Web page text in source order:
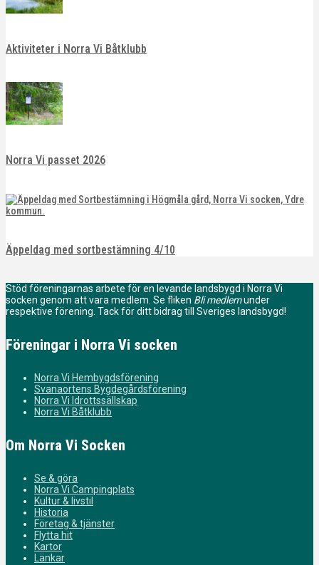
Aktiviteter i Norra Vi Båtklubb
Norra Vi passet 2026
Äppeldag med sortbestämning 4/10
Stöd föreningarnas arbete för en levande landsbygd i Norra Vi
socken genom att vara medlem. Se fliken Bli medlemunder
respektive förening. Tack för ditt bidrag till Sveriges landsbygd!
Föreningar i Norra Vi socken
Norra Vi Hembygdsförening
Svanaortens Bygdegårdsförening
Norra Vi Idrottssällskap
Norra Vi Båtklubb
Om Norra Vi Socken
Se & göra
Norra Vi Campingplats
Kultur & livstil
Historia
Företag & tjänster
Flytta hit
Kartor
Länkar